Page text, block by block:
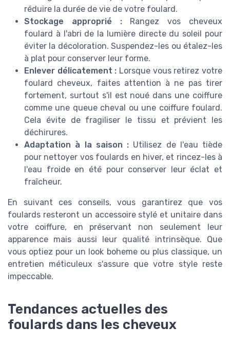
réduire la durée de vie de votre foulard.
Stockage approprié :Rangez vos cheveux
foulard à l'abri de la lumière directe du soleil pour
éviter la décoloration. Suspendez-les ou étalez-les
à plat pour conserver leur forme.
Enlever délicatement : Lorsque vous retirez votre
foulard cheveux, faites attention à ne pas tirer
fortement, surtout s'il est noué dans une coiffure
comme une queue cheval ou une coiffure foulard.
Cela évite de fragiliser le tissu et prévient les
déchirures.
Adaptation à la saison : Utilisez de l'eau tiède
pour nettoyer vos foulards en hiver, et rincez-les à
l'eau froide en été pour conserver leur éclat et
fraîcheur.
En suivant ces conseils, vous garantirez que vos
foulards resteront un accessoire stylé et unitaire dans
votre coiffure, en préservant non seulement leur
apparence mais aussi leur qualité intrinsèque. Que
vous optiez pour un look boheme ou plus classique, un
entretien méticuleux s'assure que votre style reste
impeccable.
Tendances actuelles des
foulards dans les cheveux